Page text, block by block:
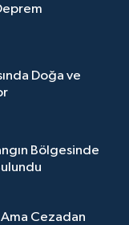
Doğa ve
Bölgesinde
Cezadan